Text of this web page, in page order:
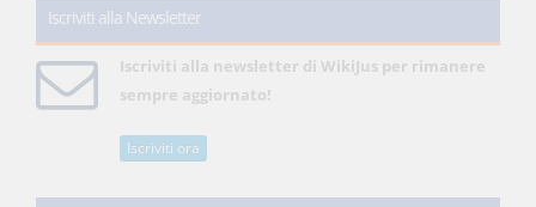
Iscriviti alla Newsletter
Iscriviti alla newsletter di WikiJus per rimanere
sempre aggiornato!
Iscriviti ora